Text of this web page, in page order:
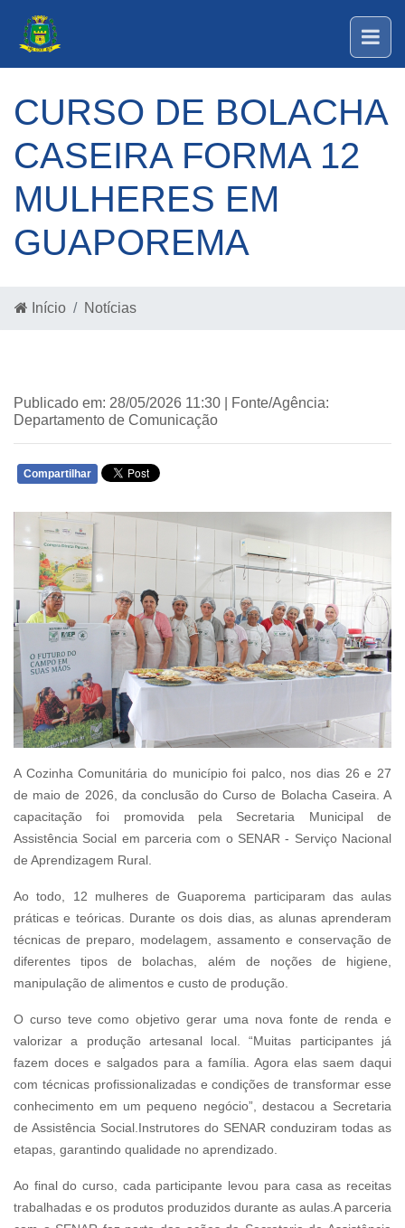
CURSO DE BOLACHA
CASEIRA FORMA 12
MULHERES EM
GUAPOREMA
Início Notícias
Publicado em: 28/05/2026 11:30 | Fonte/Agência:
Departamento de Comunicação
Compartilhar
A Cozinha Comunitária do município foi palco, nos dias 26 e 27
de maio de 2026, da conclusão do Curso de Bolacha Caseira. A
capacitação foi promovida pela Secretaria Municipal de
Assistência Social em parceria com o SENAR - Serviço Nacional
de Aprendizagem Rural.
Ao todo, 12 mulheres de Guaporema participaram das aulas
práticas e teóricas. Durante os dois dias, as alunas aprenderam
técnicas de preparo, modelagem, assamento e conservação de
diferentes tipos de bolachas, além de noções de higiene,
manipulação de alimentos e custo de produção.
O curso teve como objetivo gerar uma nova fonte de renda e
valorizar a produção artesanal local. “Muitas participantes já
fazem doces e salgados para a família. Agora elas saem daqui
com técnicas profissionalizadas e condições de transformar esse
conhecimento em um pequeno negócio”, destacou a Secretaria
de Assistência Social.Instrutores do SENAR conduziram todas as
etapas, garantindo qualidade no aprendizado.
Ao final do curso, cada participante levou para casa as receitas
trabalhadas e os produtos produzidos durante as aulas.A parceria